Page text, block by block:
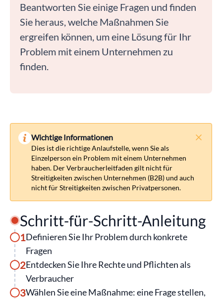
Beantworten Sie einige Fragen und finden
Sie heraus, welche Maßnahmen Sie
ergreifen können, um eine Lösung für Ihr
Problem mit einem Unternehmen zu
finden.
Wichtige Informationen
Dies ist die richtige Anlaufstelle, wenn Sie als
Einzelperson ein Problem mit einem Unternehmen
haben. Der Verbraucherleitfaden gilt nicht für
Streitigkeiten zwischen Unternehmen (B2B) und auch
nicht für Streitigkeiten zwischen Privatpersonen.
Schritt-für-Schritt-Anleitung
1Definieren Sie Ihr Problem durch konkrete
Fragen
2Entdecken Sie Ihre Rechte und Pflichten als
Verbraucher
3Wählen Sie eine Maßnahme: eine Frage stellen,